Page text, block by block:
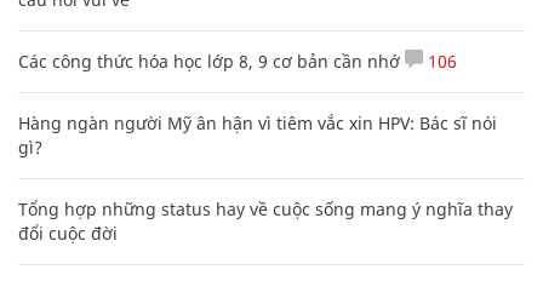
Các công thức hóa học lớp 8, 9 cơ bản cần nhớ 106
Hàng ngàn người Mỹ ân hận vì tiêm vắc xin HPV: Bác sĩ nói
gì?
Tổng hợp những status hay về cuộc sống mang ý nghĩa thay
đổi cuộc đời